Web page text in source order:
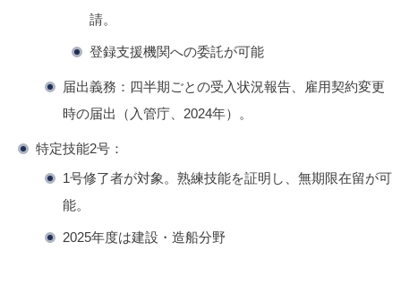
請。
登録支援機関への委託が可能
届出義務：四半期ごとの受入状況報告、雇用契約変更
時の届出（入管庁、2024年）。
特定技能2号 ：
1号修了者が対象。熟練技能を証明し、無期限在留が可
能。
2025年度は建設・造船分野